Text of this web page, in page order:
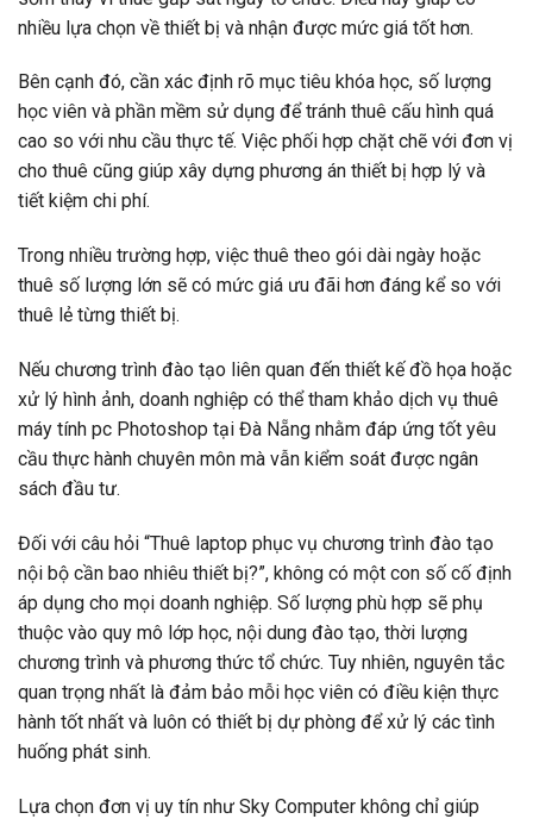
nhiều lựa chọn về thiết bị và nhận được mức giá tốt hơn.
Bên cạnh đó, cần xác định rõ mục tiêu khóa học, số lượng
học viên và phần mềm sử dụng để tránh thuê cấu hình quá
cao so với nhu cầu thực tế. Việc phối hợp chặt chẽ với đơn vị
cho thuê cũng giúp xây dựng phương án thiết bị hợp lý và
tiết kiệm chi phí.
Trong nhiều trường hợp, việc thuê theo gói dài ngày hoặc
thuê số lượng lớn sẽ có mức giá ưu đãi hơn đáng kể so với
thuê lẻ từng thiết bị.
Nếu chương trình đào tạo liên quan đến thiết kế đồ họa hoặc
xử lý hình ảnh, doanh nghiệp có thể tham khảo dịch vụ thuê
máy tính pc Photoshop tại Đà Nẵng nhằm đáp ứng tốt yêu
cầu thực hành chuyên môn mà vẫn kiểm soát được ngân
sách đầu tư.
Đối với câu hỏi “Thuê laptop phục vụ chương trình đào tạo
nội bộ cần bao nhiêu thiết bị?”, không có một con số cố định
áp dụng cho mọi doanh nghiệp. Số lượng phù hợp sẽ phụ
thuộc vào quy mô lớp học, nội dung đào tạo, thời lượng
chương trình và phương thức tổ chức. Tuy nhiên, nguyên tắc
quan trọng nhất là đảm bảo mỗi học viên có điều kiện thực
hành tốt nhất và luôn có thiết bị dự phòng để xử lý các tình
huống phát sinh.
Lựa chọn đơn vị uy tín như Sky Computer không chỉ giúp